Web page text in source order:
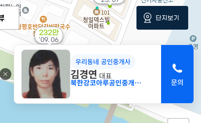
232만
'09. 06
우리동네 공인중개사
김경연 대표
북한강코아루공인중개사사무소
단지보기